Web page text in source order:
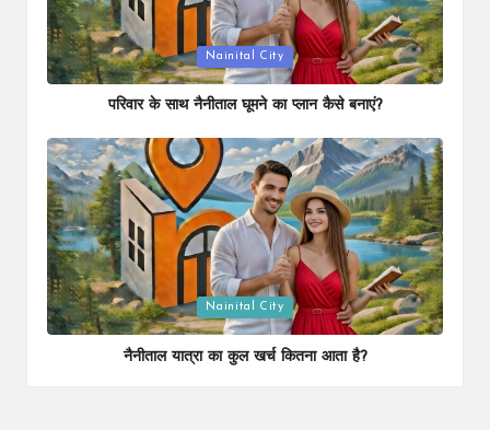
Posted
in
Nainital City
परिवार के साथ नैनीताल घूमने का प्लान कैसे बनाएं?
Posted
in
Nainital City
नैनीताल यात्रा का कुल खर्च कितना आता है?